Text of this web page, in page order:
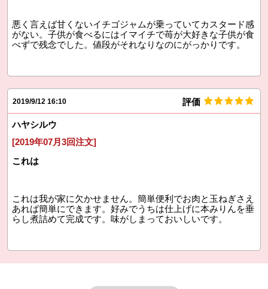
悪く言えば甘くないイチゴジャムが乗っていてカスタード感
がない。子供が食べるにはイマイチで苺が大好きな子供が食
べずで残念でした。値段がそれなりなのにがっかりです。
2019/9/12 16:10 評価
ハヤシルウ
[2019年07月3回注文]
これは
これは我が家に欠かせません。簡単便利でお肉と玉ねぎさえ
あれば簡単にできます。好みでうちは仕上げに本みりんを垂
らし煮詰めて完成です。味がしまっておいしいです。